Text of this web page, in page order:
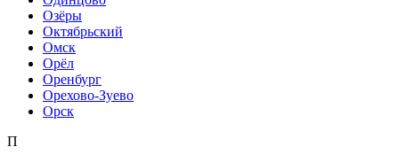
Озёры
Октябрьский
Омск
Орёл
Оренбург
Орехово-Зуево
Орск
П